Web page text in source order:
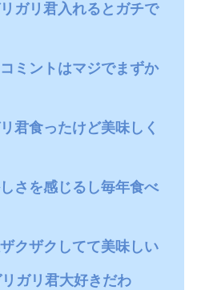
ガリ君入れるとガチで
ミントはマジでまずか
君食ったけど美味しく
さを感じるし毎年食べ
クザクしてて美味しい
ガリ君大好きだわ